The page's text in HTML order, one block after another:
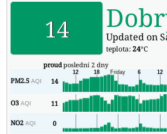
14 Updated on
teplota:24°C
proudposlední 2 dny
PM2.5AQI 14
O3AQI 11
NO2AQI 0